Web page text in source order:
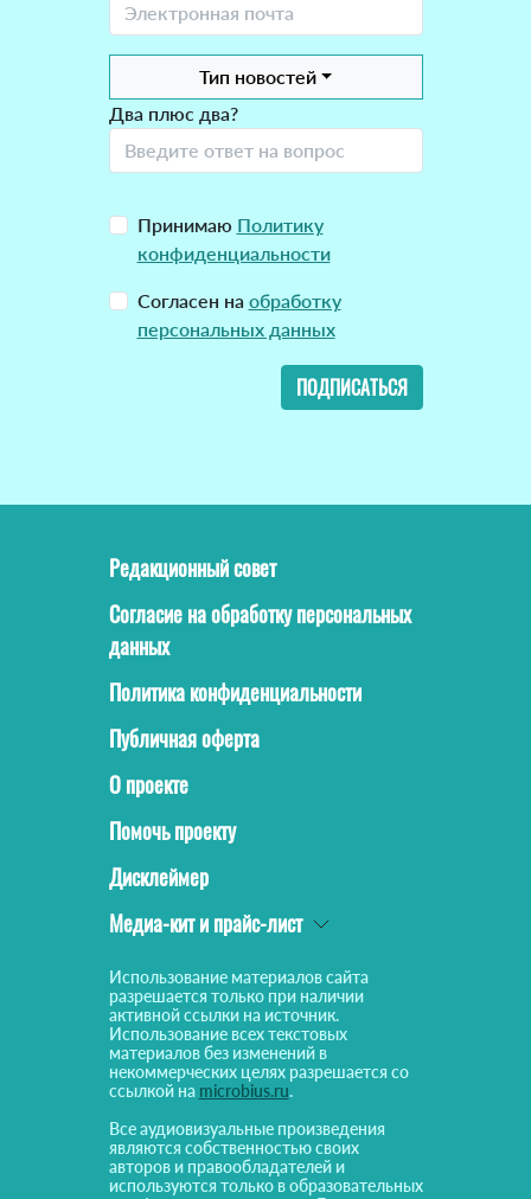
Тип новостей
Два плюс два?
Принимаю Политику
конфиденциальности
Согласен на обработку
персональных данных
ПОДПИСАТЬСЯ
Редакционный совет
Согласие на обработку персональных
данных
Политика конфиденциальности
Публичная оферта
О проекте
Помочь проекту
Дисклеймер
Медиа-кит и прайс-лист
Использование материалов сайта
разрешается только при наличии
активной ссылки на источник.
Использование всех текстовых
материалов без изменений в
некоммерческих целях разрешается со
ссылкой на microbius.ru.
Все аудиовизуальные произведения
являются собственностью своих
авторов и правообладателей и
используются только в образовательных